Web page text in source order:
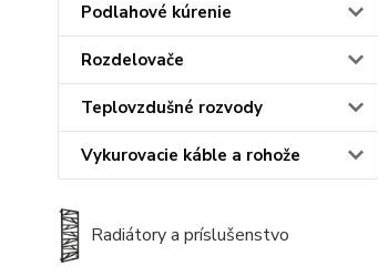
Podlahové kúrenie
Rozdelovače
Teplovzdušné rozvody
Vykurovacie káble a rohože
Radiátory a príslušenstvo